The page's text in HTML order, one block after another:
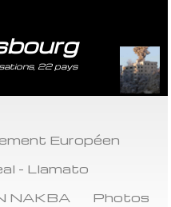
22 pays
Européen
- Llamato
NAKBA
Photos